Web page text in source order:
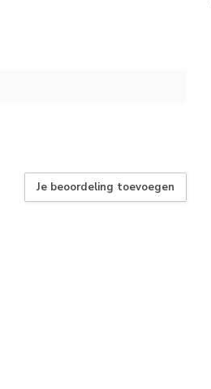
Je beoordeling toevoegen